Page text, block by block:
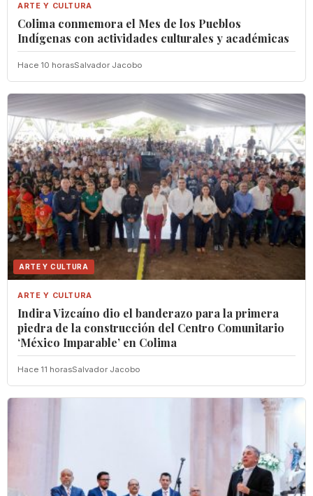
ARTE Y CULTURA
Colima conmemora el Mes de los Pueblos
Indígenas con actividades culturales y académicas
Hace 10 horasSalvador Jacobo
ARTE Y CULTURA
ARTE Y CULTURA
Indira Vizcaíno dio el banderazo para la primera
piedra de la construcción del Centro Comunitario
‘México Imparable’ en Colima
Hace 11 horasSalvador Jacobo